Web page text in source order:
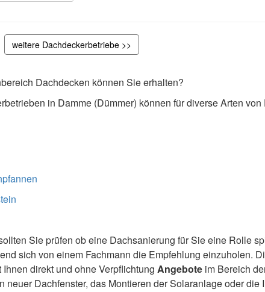
weitere Dachdeckerbetriebe >>
Dachdecken können Sie erhalten?
in Damme (Dümmer) können für diverse Arten
Sie prüfen ob eine Dachsanierung für Sie eine Rolle
sich von einem Fachmann die Empfehlung einzuholen.
direkt und ohne Verpflichtung Angebote im Bereich
Dachfenster, das Montieren der Solaranlage oder die